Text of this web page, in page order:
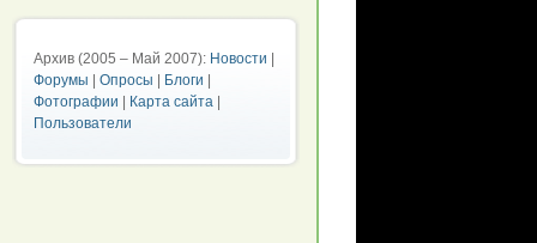
Архив (2005 – Май 2007): Новости
Форумы
Опросы Блоги
Фотографии
Карта сайта
Пользователи